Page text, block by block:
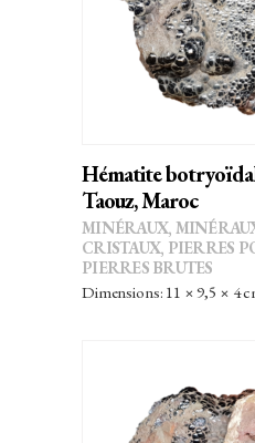
Hématite
Taouz, Maroc
MINÉRAUX,
CRISTAUX, PIERRES
PIERRES BRUTES
Dimensions: 11 × 9,5 × 4